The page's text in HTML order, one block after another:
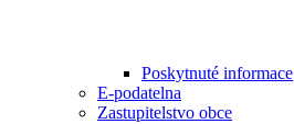
Poskytnuté informace
E-podatelna
Zastupitelstvo obce